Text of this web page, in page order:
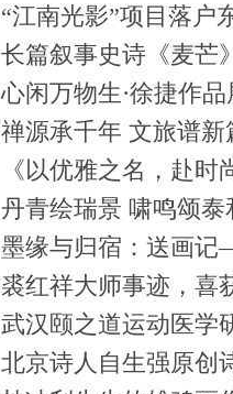
“江南光影”项目落户
旅”乡村振兴新样板
长篇叙事史诗《麦芒》
心闲万物生·徐捷作
禅源承千年 文旅谱
讲禅文化(2026.06.25
《以优雅之名，赴
圆满落(2026.06.07 16:29)
丹青绘瑞景 啸鸣颂
(2026.06.07 16:23)
墨缘与归宿：送画
(2026.06.07 16:04)
裘红祥大师事迹，喜
武汉颐之道运动医学
画院副院长(2026.05.13
北京诗人自生强原创